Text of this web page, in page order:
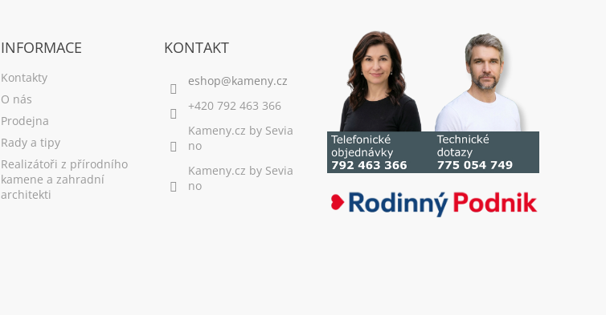
c
í
ý
p
INFORMACE
Kontakty
O nás
Prodejna
Rady a tipy
Realizátoři z přírodního
kamene a zahradní
architekti
KONTAKT
+420 792 463 366
Kameny.cz by Sevia
no
Kameny.cz by Sevia
no